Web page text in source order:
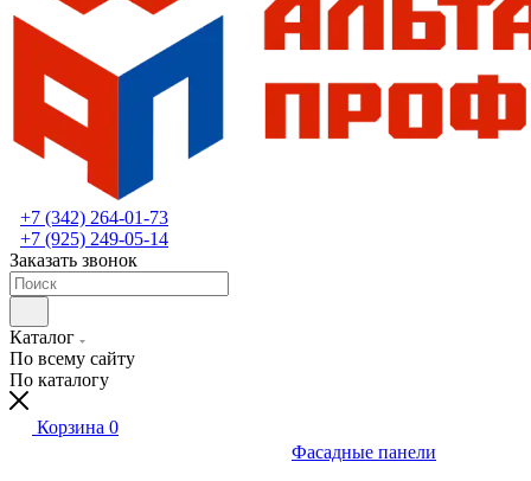
+7 (342) 264-01-73
+7 (925) 249-05-14
Заказать звонок
Каталог
По всему сайту
По каталогу
Корзина 0
Фасадные панели